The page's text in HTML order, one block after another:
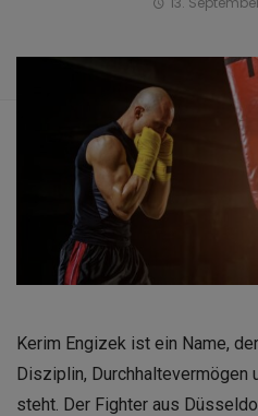
Kerim Engizek ist ein Name,
Disziplin, Durchhaltevermögen
steht. Der Fighter aus